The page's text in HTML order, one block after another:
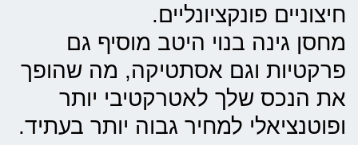
חיצוניים פונקציונליים.
מחסן גינה בנוי היטב מוסיף גם
פרקטיות וגם אסתטיקה, מה שהופך
את הנכס שלך לאטרקטיבי יותר
ופוטנציאלי למחיר גבוה יותר בעתיד.